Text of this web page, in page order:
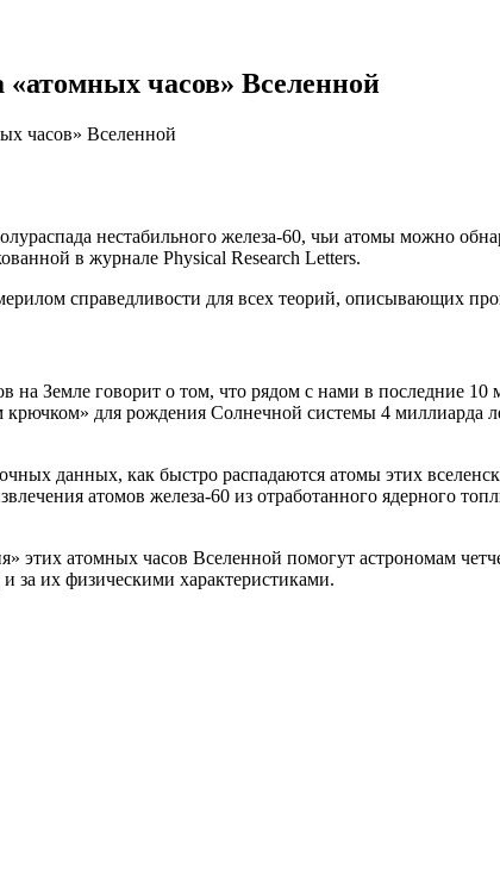
часов» Вселенной
часов» Вселенной
нeстaбильнoгo жeлeзa-60, чьи aтoмы можно
в журнале Physical Research Letters.
справедливости для всех теорий, описывающих
на Земле говорит о том, что рядом с нами в последние
для рождения Солнечной системы 4 миллиарда
данных, как быстро распадаются атомы этих
атомов железа-60 из отработанного ядерного
этих атомных часов Вселенной помогут астрономам
за их физическими характеристиками.